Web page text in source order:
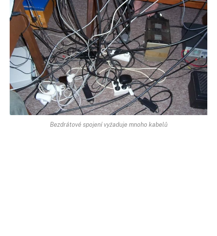
Bezdrátové spojení vyžaduje mnoho kabelů